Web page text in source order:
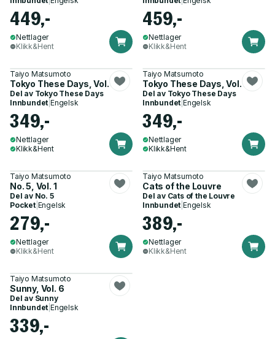
449,-
Nettlager
Klikk&Hent
459,-
Nettlager
Klikk&Hent
Taiyo Matsumoto
Tokyo These Days, Vol. 3
Del av Tokyo These Days
Innbundet |Engelsk
349,-
Nettlager
Klikk&Hent
Taiyo Matsumoto
Tokyo These Days, Vol. 2
Del av Tokyo These Days
Innbundet |Engelsk
349,-
Nettlager
Klikk&Hent
Taiyo Matsumoto
No. 5, Vol. 1
Del av No. 5
Pocket| Engelsk
279,-
Nettlager
Klikk&Hent
Taiyo Matsumoto
Cats of the Louvre
Del av Cats of the Louvre
Innbundet |Engelsk
389,-
Nettlager
Klikk&Hent
Taiyo Matsumoto
Sunny, Vol. 6
Del av Sunny
Innbundet |Engelsk
339,-